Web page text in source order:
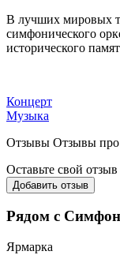
В лучших мировых
симфонического
исторического
Концерт
Музыка
Отзывы Отзывы про
Оставьте свой отзыв
Добавить отзыв
Рядом с
Ярмарка